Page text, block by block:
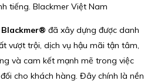
tiếng. Blackmer Việt Nam
Blackmer® đã xây dựng được danh
vượt trội, dịch vụ hậu mãi tận tâm,
và cam kết mạnh mẽ trong việc
cho khách hàng. Đây chính là nền